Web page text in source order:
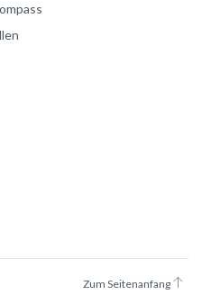
Zum Seitenanfang